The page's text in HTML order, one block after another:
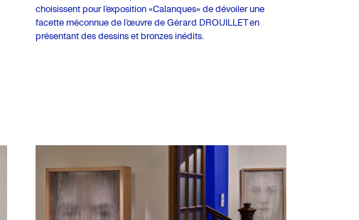
choisissent pour l’exposition «Calanques» de dévoiler une
facette méconnue de l’œuvre de Gérard DROUILLET en
présentant des dessins et bronzes inédits.